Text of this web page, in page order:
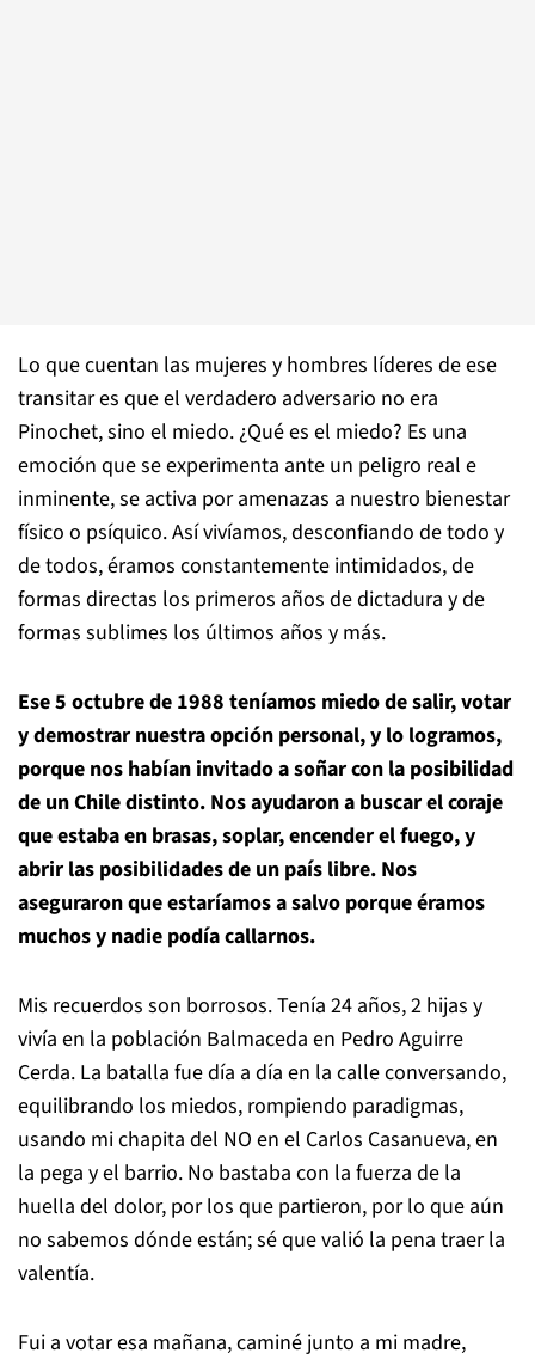
Lo que cuentan las mujeres y hombres líderes de ese
transitar es que el verdadero adversario no era
Pinochet, sino el miedo. ¿Qué es el miedo? Es una
emoción que se experimenta ante un peligro real e
inminente, se activa por amenazas a nuestro bienestar
físico o psíquico. Así vivíamos, desconfiando de todo y
de todos, éramos constantemente intimidados, de
formas directas los primeros años de dictadura y de
formas sublimes los últimos años y más.
Ese 5 octubre de 1988 teníamos miedo de salir, votar
y demostrar nuestra opción personal, y lo logramos,
porque nos habían invitado a soñar con la posibilidad
de un Chile distinto. Nos ayudaron a buscar el coraje
que estaba en brasas, soplar, encender el fuego, y
abrir las posibilidades de un país libre. Nos
aseguraron que estaríamos a salvo porque éramos
muchos y nadie podía callarnos.
Mis recuerdos son borrosos. Tenía 24 años, 2 hijas y
vivía en la población Balmaceda en Pedro Aguirre
Cerda. La batalla fue día a día en la calle conversando,
equilibrando los miedos, rompiendo paradigmas,
usando mi chapita del NO en el Carlos Casanueva, en
la pega y el barrio. No bastaba con la fuerza de la
huella del dolor, por los que partieron, por lo que aún
no sabemos dónde están; sé que valió la pena traer la
valentía.
Fui a votar esa mañana, caminé junto a mi madre,